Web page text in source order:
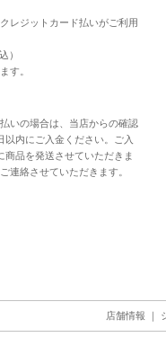
レジットカード払いがご利用
）
す。
いの場合は、当店からの確認
以内にご入金ください。ご入
品を発送させていただきま
連絡させていただきます。
店舗情報 ｜